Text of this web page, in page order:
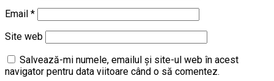
Email *
Site web
Salvează-mi numele, emailul și site-ul web în acest
navigator pentru data viitoare când o să comentez.